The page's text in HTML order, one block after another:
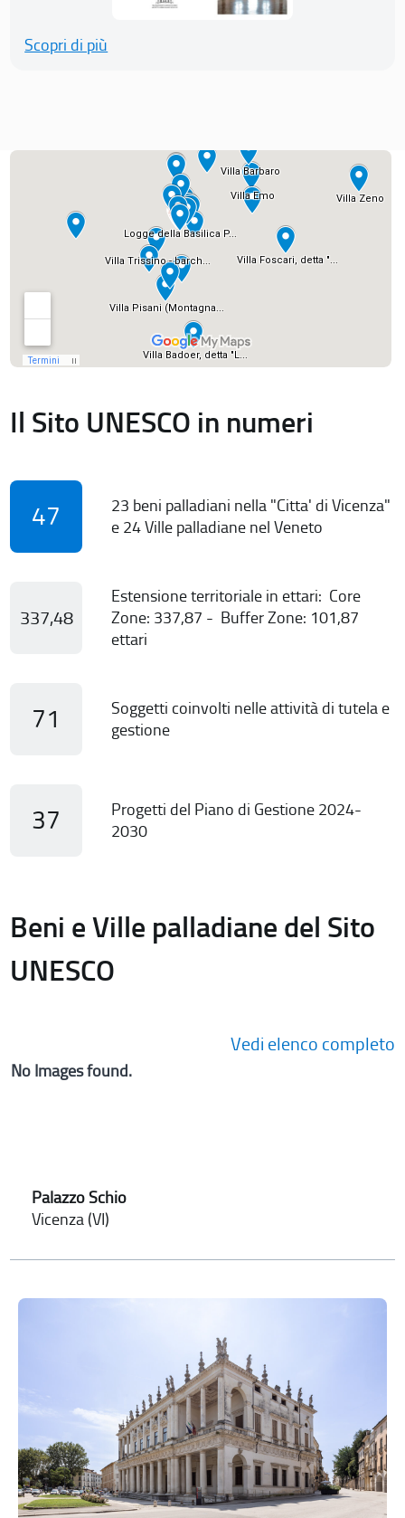
Scopri di più
Il Sito UNESCO in numeri
47
23 beni palladiani nella "Citta' di Vicenza"
e 24 Ville palladiane nel Veneto
337,48
Estensione territoriale in ettari: Core
Zone: 337,87 - Buffer Zone: 101,87
ettari
71
Soggetti coinvolti nelle attività di tutela e
gestione
37
Progetti del Piano di Gestione 2024-
2030
Beni e Ville palladiane del Sito
UNESCO
Vedi elenco completo
No Images found.
Palazzo Schio
Vicenza (VI)